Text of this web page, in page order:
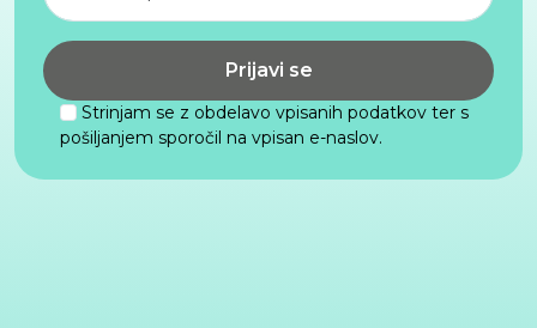
Strinjam se z obdelavo vpisanih podatkov ter s
pošiljanjem sporočil na vpisan e-naslov.